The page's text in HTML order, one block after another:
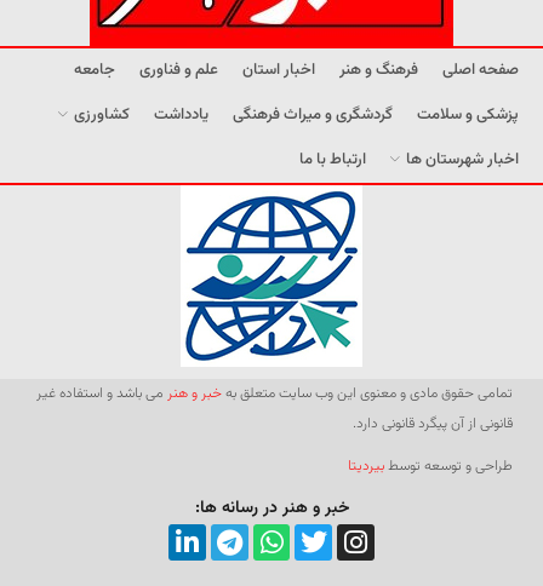
صفحه اصلی فرهنگ و هنر اخبار استان علم و فناوری
جامعه
پزشکی و سلامت
گردشگری و میراث فرهنگی یادداشت
کشاورزی
اخبار شهرستان ها
ارتباط با ما
تمامی حقوق مادی و معنوی این وب سایت متعلق بهخبر و هنر می باشد و استفاده غیر
قانونی از آن پیگرد قانونی دارد.
طراحی و توسعه توسطبیردیتا
خبر و هنر در رسانه ها: